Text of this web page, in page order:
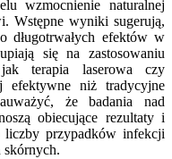
wzmocnienie naturalnej
Wstępne wyniki sugerują,
długotrwałych efektów w
się na zastosowaniu
terapia laserowa czy
efektywne niż tradycyjne
że badania nad
obiecujące rezultaty i
liczby przypadków infekcji
skórnych.